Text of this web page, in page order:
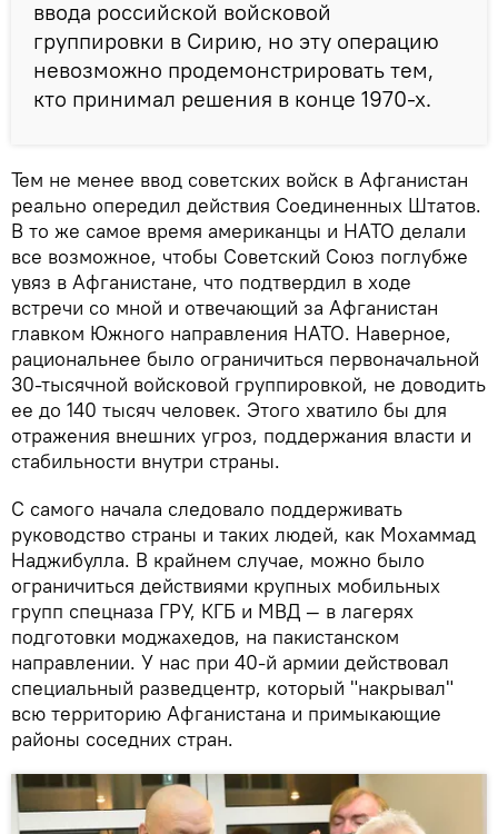
ввода российской войсковой
группировки в Сирию, но эту операцию
невозможно продемонстрировать тем,
кто принимал решения в конце 1970-х.
Тем не менее ввод советских войск в Афганистан
реально опередил действия Соединенных Штатов.
В то же самое время американцы и НАТО делали
все возможное, чтобы Советский Союз поглубже
увяз в Афганистане, что подтвердил в ходе
встречи со мной и отвечающий за Афганистан
главком Южного направления НАТО. Наверное,
рациональнее было ограничиться первоначальной
30-тысячной войсковой группировкой, не доводить
ее до 140 тысяч человек. Этого хватило бы для
отражения внешних угроз, поддержания власти и
стабильности внутри страны.
С самого начала следовало поддерживать
руководство страны и таких людей, как Мохаммад
Наджибулла. В крайнем случае, можно было
ограничиться действиями крупных мобильных
групп спецназа ГРУ, КГБ и МВД — в лагерях
подготовки моджахедов, на пакистанском
направлении. У нас при 40-й армии действовал
специальный разведцентр, который "накрывал"
всю территорию Афганистана и примыкающие
районы соседних стран.